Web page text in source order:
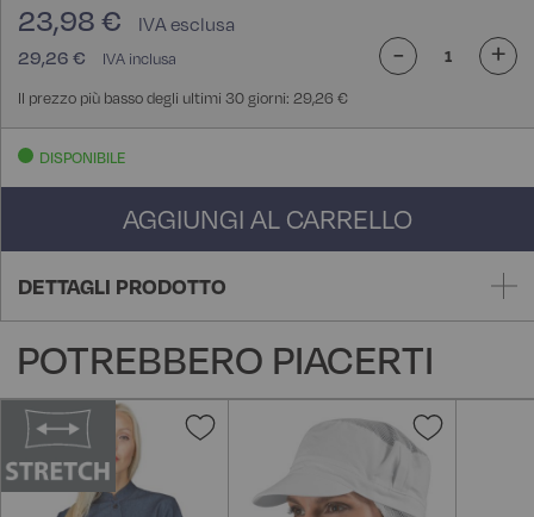
29,26 €
23,98 €
Il prezzo più basso degli ultimi 30 giorni: 29,26 €
- +
DISPONIBILE
AGGIUNGI AL CARRELLO
DETTAGLI PRODOTTO
POTREBBERO PIACERTI
Aggiungi
lista
Aggiungi